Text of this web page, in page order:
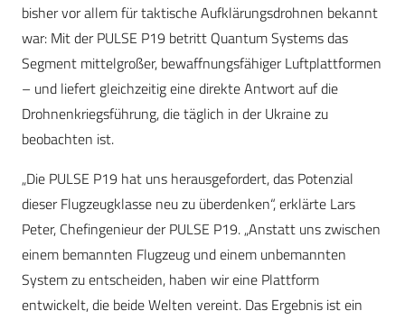
bisher vor allem für taktische Aufklärungsdrohnen bekannt
war: Mit der PULSE P19 betritt Quantum Systems das
Segment mittelgroßer, bewaffnungsfähiger Luftplattformen
– und liefert gleichzeitig eine direkte Antwort auf die
Drohnenkriegsführung, die täglich in der Ukraine zu
beobachten ist.
„Die PULSE P19 hat uns herausgefordert, das Potenzial
dieser Flugzeugklasse neu zu überdenken“, erklärte Lars
Peter, Chefingenieur der PULSE P19. „Anstatt uns zwischen
einem bemannten Flugzeug und einem unbemannten
System zu entscheiden, haben wir eine Plattform
entwickelt, die beide Welten vereint. Das Ergebnis ist ein